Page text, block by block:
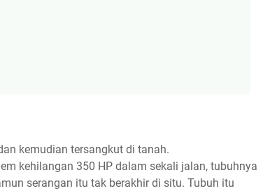
kemudian tersangkut di tanah.
kehilangan 350 HP dalam sekali jalan, tubuhnya
serangan itu tak berakhir di situ. Tubuh itu